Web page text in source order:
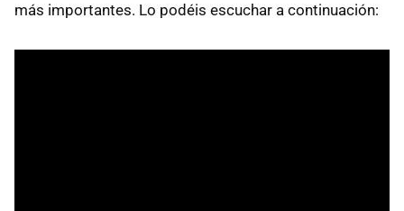
más importantes. Lo podéis escuchar a continuación: